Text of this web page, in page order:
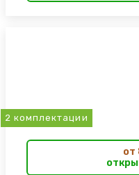
2 комплектации
от